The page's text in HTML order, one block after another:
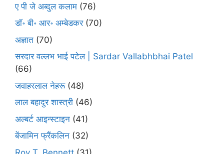
ए पी जे अब्दुल कलाम (76)
डॉ॰ बी॰ आर॰ अम्बेडकर(70)
अज्ञात (70)
सरदार वल्लभ भाई पटेल | Sardar Vallabhbhai Patel
(66)
जवाहरलाल नेहरू(48)
लाल बहादुर शास्त्री (46)
अल्बर्ट आइन्स्टाइन (41)
बेंजामिन फ्रैंकलिन (32)